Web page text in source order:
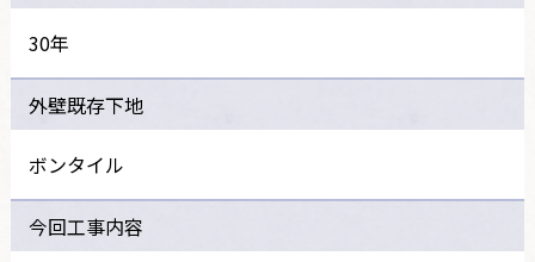
30年
外壁既存下地
ボンタイル
今回工事内容